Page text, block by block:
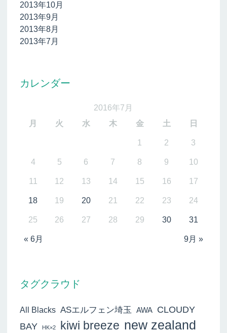
2013年10月
2013年9月
2013年8月
2013年7月
カレンダー
2016年7月
月
火 水 木 金 土 日
« 6月 9月 »
1 2 3
4 5 6 7 8 9 10
11 12 13 14 15 16 17
18 19 20 21 22 23 24
25 26 27 28 29 30 31
タグクラウド
All Blacks ASエルフェン埼玉 AWA CLOUDY
BAY
HK×2 kiwi breeze new zealand